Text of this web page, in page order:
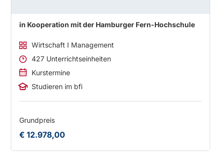
in Kooperation mit der Hamburger Fern-Hochschule
Wirtschaft I Management
427 Unterrichtseinheiten
Kurstermine
Studieren im bfi
Grundpreis
€ 12.978,00